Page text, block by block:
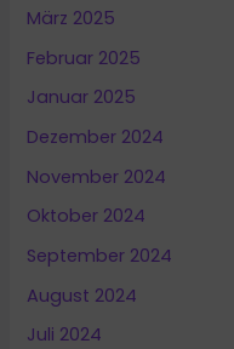
März 2025
Februar 2025
Januar 2025
Dezember 2024
November 2024
Oktober 2024
September 2024
August 2024
Juli 2024